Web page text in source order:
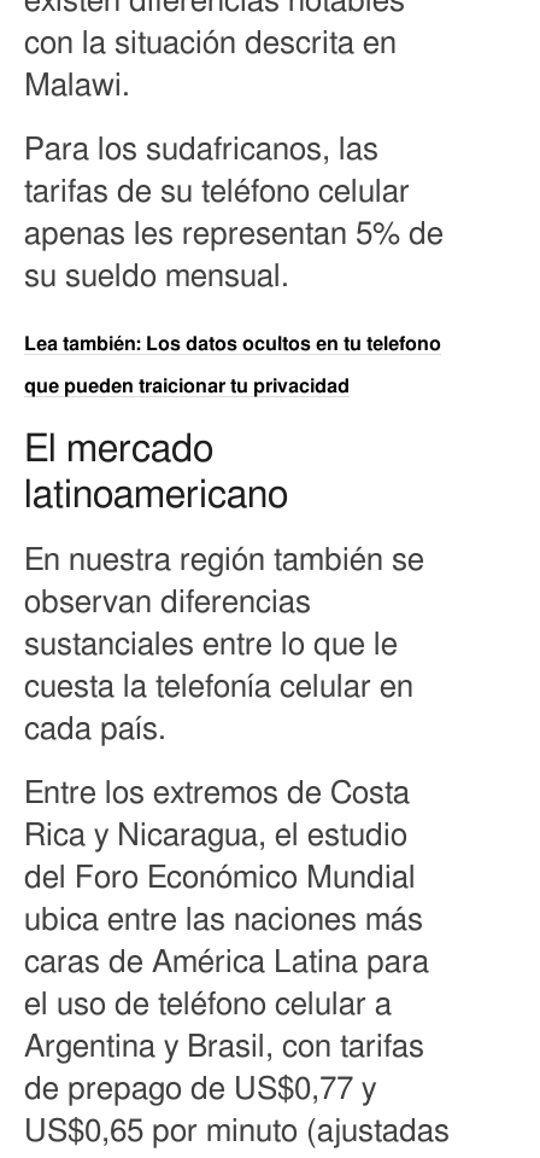
con la situación descrita en
Malawi.
Para los sudafricanos, las
tarifas de su teléfono celular
apenas les representan 5% de
su sueldo mensual.
Lea también: Los datos ocultos en tu telefono
que pueden traicionar tu privacidad
El mercado
latinoamericano
En nuestra región también se
observan diferencias
sustanciales entre lo que le
cuesta la telefonía celular en
cada país.
Entre los extremos de Costa
Rica y Nicaragua, el estudio
del Foro Económico Mundial
ubica entre las naciones más
caras de América Latina para
el uso de teléfono celular a
Argentina y Brasil, con tarifas
de prepago de US$0,77 y
US$0,65 por minuto (ajustadas